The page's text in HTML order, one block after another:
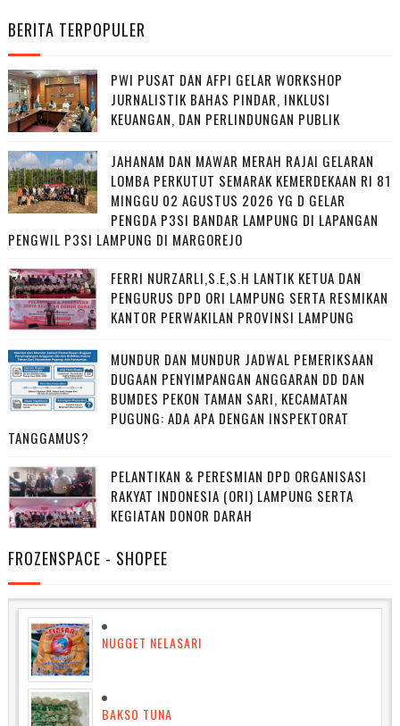
BERITA TERPOPULER
PWI PUSAT DAN AFPI GELAR WORKSHOP
JURNALISTIK BAHAS PINDAR, INKLUSI
KEUANGAN, DAN PERLINDUNGAN PUBLIK
JAHANAM DAN MAWAR MERAH RAJAI GELARAN
LOMBA PERKUTUT SEMARAK KEMERDEKAAN RI 81
MINGGU 02 AGUSTUS 2026 YG D GELAR
PENGDA P3SI BANDAR LAMPUNG DI LAPANGAN
PENGWIL P3SI LAMPUNG DI MARGOREJO
FERRI NURZARLI,S.E,S.H LANTIK KETUA DAN
PENGURUS DPD ORI LAMPUNG SERTA RESMIKAN
KANTOR PERWAKILAN PROVINSI LAMPUNG
MUNDUR DAN MUNDUR JADWAL PEMERIKSAAN
DUGAAN PENYIMPANGAN ANGGARAN DD DAN
BUMDES PEKON TAMAN SARI, KECAMATAN
PUGUNG: ADA APA DENGAN INSPEKTORAT
TANGGAMUS?
PELANTIKAN & PERESMIAN DPD ORGANISASI
RAKYAT INDONESIA (ORI) LAMPUNG SERTA
KEGIATAN DONOR DARAH
FROZENSPACE - SHOPEE
NUGGET NELASARI
BAKSO TUNA